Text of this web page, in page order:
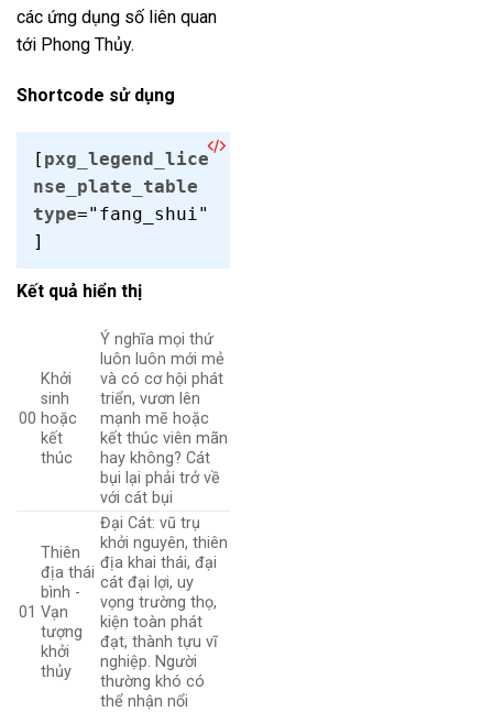
các ứng dụng số liên quan
tới Phong Thủy.
Shortcode sử dụng
[ pxg_legend_lice
nse_plate_table
type="fang_shui"
]
Kết quả hiển thị
00
Khởi
sinh
hoặc
kết
thúc
Ý nghĩa mọi thứ
luôn luôn mới mẻ
và có cơ hội phát
triển, vươn lên
mạnh mẽ hoặc
kết thúc viên mãn
hay không? Cát
bụi lại phải trở về
với cát bụi
01
Thiên
địa thái
bình -
Vạn
tượng
khởi
thủy
Đại Cát: vũ trụ
khởi nguyên, thiên
địa khai thái, đại
cát đại lợi, uy
vọng trường thọ,
kiện toàn phát
đạt, thành tựu vĩ
nghiệp. Người
thường khó có
thể nhận nổi